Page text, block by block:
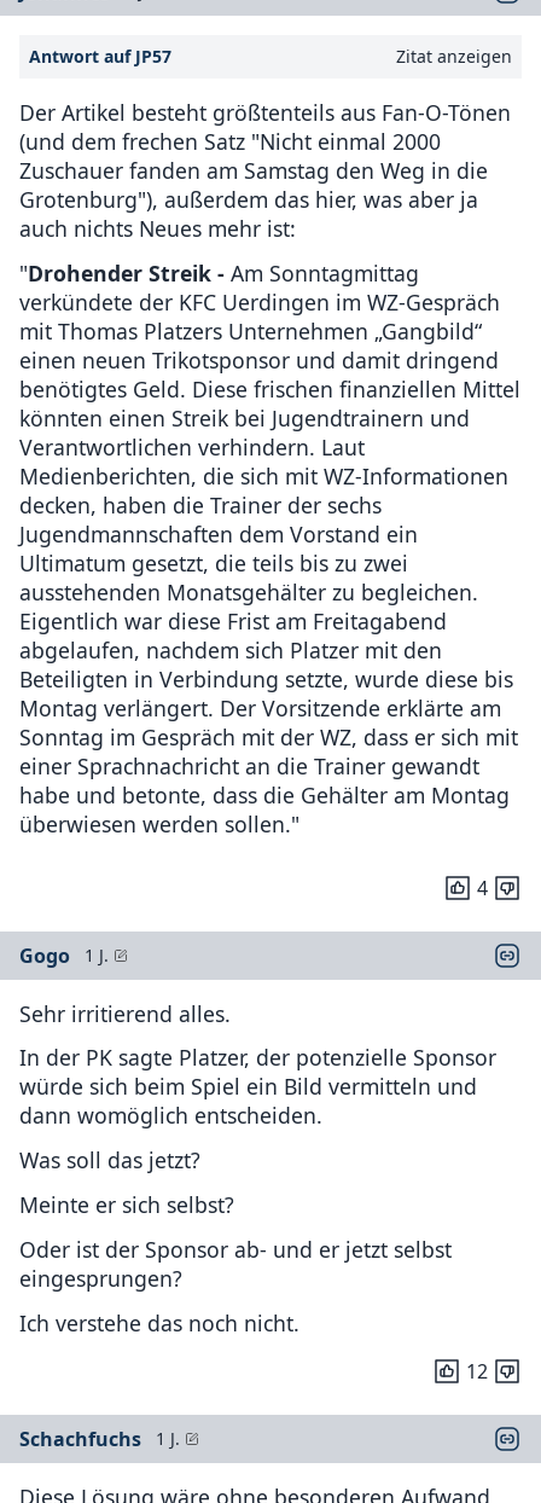
Antwort auf JP57 Zitat anzeigen
Der Artikel besteht größtenteils aus Fan-O-Tönen
(und dem frechen Satz "Nicht einmal 2000
Zuschauer fanden am Samstag den Weg in die
Grotenburg"), außerdem das hier, was aber ja
auch nichts Neues mehr ist:
"Drohender Streik - Am Sonntagmittag
verkündete der KFC Uerdingen im WZ-Gespräch
mit Thomas Platzers Unternehmen „Gangbild“
einen neuen Trikotsponsor und damit dringend
benötigtes Geld. Diese frischen finanziellen Mittel
könnten einen Streik bei Jugendtrainern und
Verantwortlichen verhindern. Laut
Medienberichten, die sich mit WZ-Informationen
decken, haben die Trainer der sechs
Jugendmannschaften dem Vorstand ein
Ultimatum gesetzt, die teils bis zu zwei
ausstehenden Monatsgehälter zu begleichen.
Eigentlich war diese Frist am Freitagabend
abgelaufen, nachdem sich Platzer mit den
Beteiligten in Verbindung setzte, wurde diese bis
Montag verlängert. Der Vorsitzende erklärte am
Sonntag im Gespräch mit der WZ, dass er sich mit
einer Sprachnachricht an die Trainer gewandt
habe und betonte, dass die Gehälter am Montag
überwiesen werden sollen."
4
Gogo 1 J.
Sehr irritierend alles.
In der PK sagte Platzer, der potenzielle Sponsor
würde sich beim Spiel ein Bild vermitteln und
dann womöglich entscheiden.
Was soll das jetzt?
Meinte er sich selbst?
Oder ist der Sponsor ab- und er jetzt selbst
eingesprungen?
Ich verstehe das noch nicht.
12
Schachfuchs 1 J.
Diese Lösung wäre ohne besonderen Aufwand